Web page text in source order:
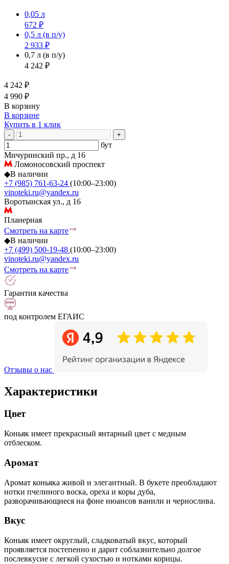
0,05 л
672 ₽
0,5 л (в п/у)
2 933 ₽
0,7 л (в п/у)
4 242 ₽
4 242 ₽
4 990 ₽
В корзину
В корзине
Купить в 1 клик
- +
бут
Мичуринский пр., д 16
Ломоносовский проспект
◆В наличии
+7 (985) 761-63-24 (10:00–23:00)
vinoteki.ru@yandex.ru
Воротынская ул., д 16
Планерная
Смотреть на карте
◆В наличии
+7 (499) 500-19-48 (10:00–23:00)
vinoteki.ru@yandex.ru
Смотреть на карте
Гарантия качества
под контролем ЕГАИС
Отзывы о нас
Характеристики
Цвет
Коньяк имеет прекрасный янтарный цвет с медным
отблеском.
Аромат
Аромат коньяка живой и элегантный. В букете преобладают
нотки пчелиного воска, ореха и коры дуба,
разворачивающиеся на фоне нюансов ванили и чернослива.
Вкус
Коньяк имеет округлый, сладковатый вкус, который
проявляется постепенно и дарит соблазнительно долгое
послевкусие с легкой сухостью и нотками корицы.